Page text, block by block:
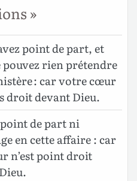
»
point de part, et
pouvez rien prétendre
: car votre cœur
droit devant Dieu.
point de part ni
en cette affaire : car
n’est point droit